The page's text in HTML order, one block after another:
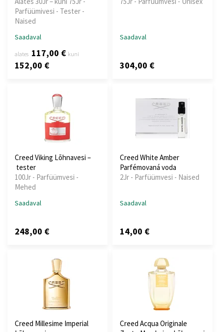
Parfüümivesi - Tester -
Naised
Saadaval
alates 117,00 € kuni
152,00 €
Saadaval
304,00 €
Creed Viking Lõhnavesi –
tester
100Jr - Parfüümvesi -
Mehed
Saadaval
248,00 €
Creed White Amber
Parfémovaná voda
2Jr - Parfüümvesi - Naised
Saadaval
14,00 €
Creed Millesime Imperial
Creed Acqua Originale